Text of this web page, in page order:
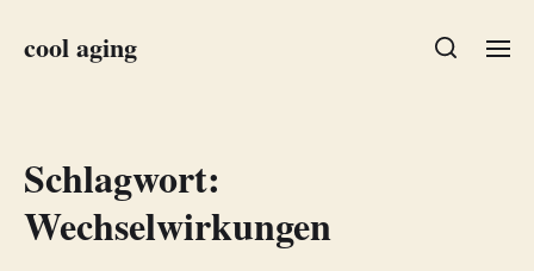
cool aging
Schlagwort:
Wechselwirkungen